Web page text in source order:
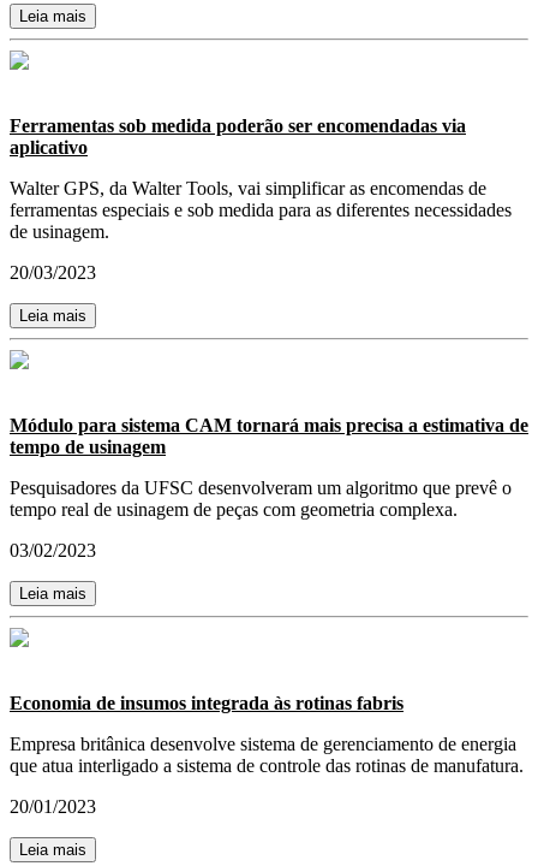
Leia mais
Ferramentas sob medida poderão ser encomendadas via
aplicativo
Walter GPS, da Walter Tools, vai simplificar as encomendas de
ferramentas especiais e sob medida para as diferentes necessidades
de usinagem.
20/03/2023
Leia mais
Módulo para sistema CAM tornará mais precisa a estimativa de
tempo de usinagem
Pesquisadores da UFSC desenvolveram um algoritmo que prevê o
tempo real de usinagem de peças com geometria complexa.
03/02/2023
Leia mais
Economia de insumos integrada às rotinas fabris
Empresa britânica desenvolve sistema de gerenciamento de energia
que atua interligado a sistema de controle das rotinas de manufatura.
20/01/2023
Leia mais